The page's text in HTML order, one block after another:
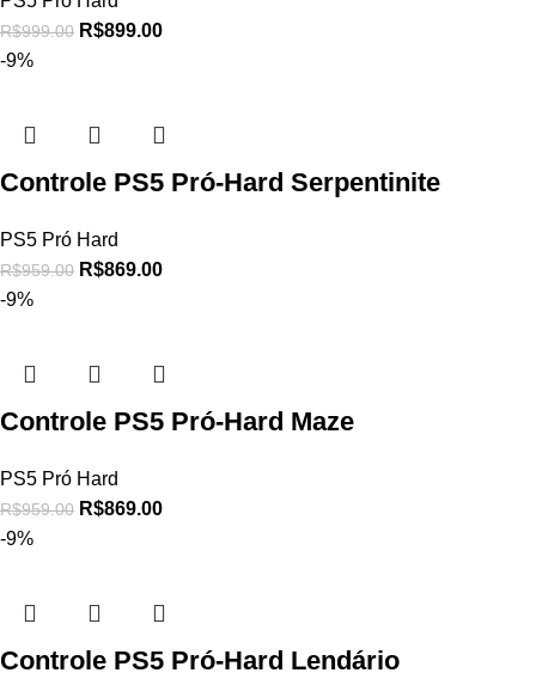
R$999.00 R$899.00
-9%
Controle PS5 Pró-Hard Serpentinite
PS5 Pró Hard
R$959.00 R$869.00
-9%
Controle PS5 Pró-Hard Maze
PS5 Pró Hard
R$959.00 R$869.00
-9%
Controle PS5 Pró-Hard Lendário